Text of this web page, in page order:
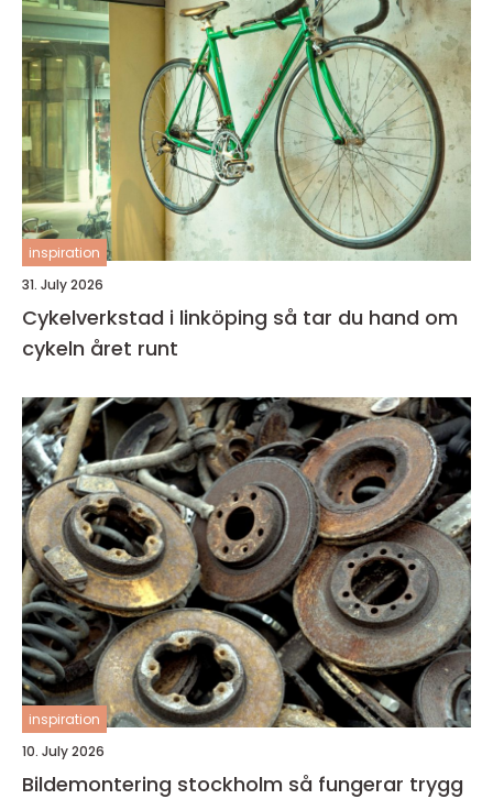
inspiration
31. July 2026
Cykelverkstad i linköping så tar du hand om
cykeln året runt
inspiration
10. July 2026
Bildemontering stockholm så fungerar trygg